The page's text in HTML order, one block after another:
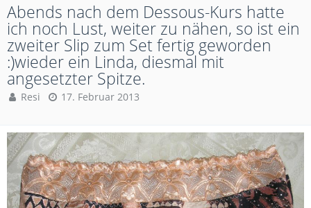
Abends nach dem Dessous-Kurs hatte
ich noch Lust, weiter zu nähen, so ist ein
zweiter Slip zum Set fertig geworden
:)wieder ein Linda, diesmal mit
angesetzter Spitze.
Resi 17. Februar 2013